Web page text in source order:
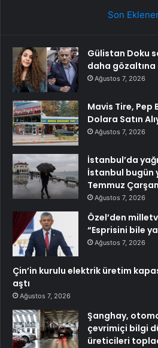
Son
Gülistan Doku
daha gözaltına
Ağustos 7, 2026
Mavis Tire, Pep
Dolara Satın
Ağustos 7, 2026
İstanbul’da
İstanbul bugün
Temmuz
Ağustos 7, 2026
Özel’den
“Esprisini bile
Ağustos 7, 2026
Çin’in kurulu elektrik üretim
aştı
Ağustos 7, 2026
Şanghay,
çevrimiçi bilgi
üreticileri